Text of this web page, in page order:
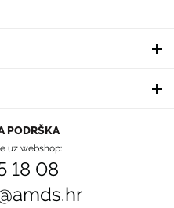
PODRŠKA
uz webshop:
18 08